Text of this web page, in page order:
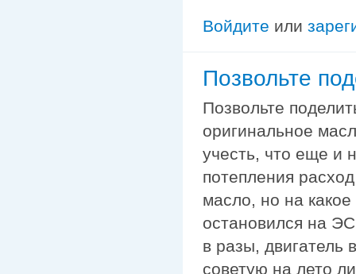
Войдите или
Позвольте
Позвольте
оригинальное
учесть, что еще и
потепления
масло, но на
остановился на
в разы, двигатель
советую на лето